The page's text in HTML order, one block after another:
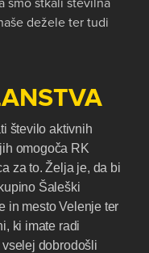
smo stkali številna
dežele ter tudi
število aktivnih
omogoča RK
za to. Želja je, da bi
Šaleški
in mesto Velenje ter
ki imate radi
vselej dobrodošli